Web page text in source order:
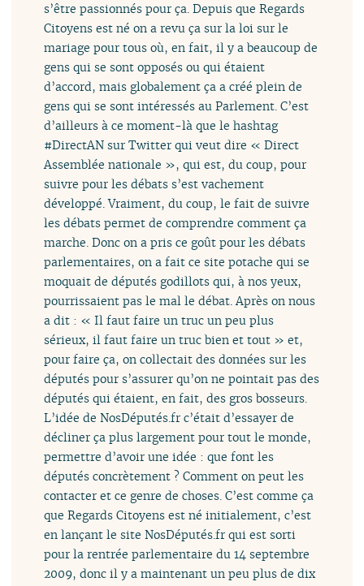
s’être passionnés pour ça. Depuis que Regards
Citoyens est né on a revu ça sur la loi sur le
mariage pour tous où, en fait, il y a beaucoup de
gens qui se sont opposés ou qui étaient
d’accord, mais globalement ça a créé plein de
gens qui se sont intéressés au Parlement. C’est
d’ailleurs à ce moment-là que le hashtag
#DirectAN sur Twitter qui veut dire « Direct
Assemblée nationale », qui est, du coup, pour
suivre pour les débats s’est vachement
développé. Vraiment, du coup, le fait de suivre
les débats permet de comprendre comment ça
marche. Donc on a pris ce goût pour les débats
parlementaires, on a fait ce site potache qui se
moquait de députés godillots qui, à nos yeux,
pourrissaient pas le mal le débat. Après on nous
a dit : « Il faut faire un truc un peu plus
sérieux, il faut faire un truc bien et tout » et,
pour faire ça, on collectait des données sur les
députés pour s’assurer qu’on ne pointait pas des
députés qui étaient, en fait, des gros bosseurs.
L’idée de NosDéputés.fr c’était d’essayer de
décliner ça plus largement pour tout le monde,
permettre d’avoir une idée : que font les
députés concrètement ? Comment on peut les
contacter et ce genre de choses. C’est comme ça
que Regards Citoyens est né initialement, c’est
en lançant le site NosDéputés.fr qui est sorti
pour la rentrée parlementaire du 14 septembre
2009, donc il y a maintenant un peu plus de dix